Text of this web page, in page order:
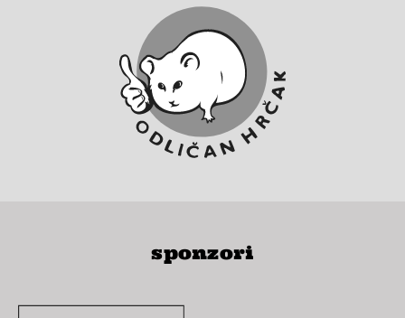
sponzori